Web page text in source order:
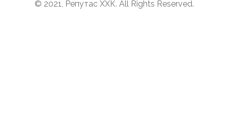
© 2021, Репутас ХХК. All Rights Reserved.